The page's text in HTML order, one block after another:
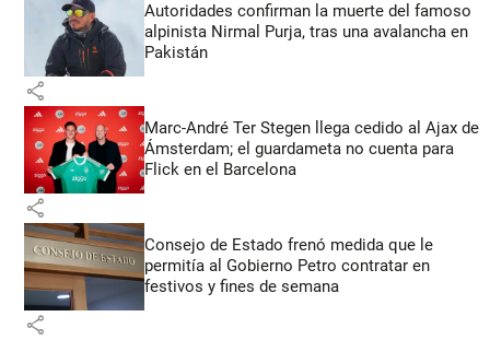
Autoridades confirman la muerte del famoso
alpinista Nirmal Purja, tras una avalancha en
Pakistán
share
Marc-André Ter Stegen llega cedido al Ajax de
Ámsterdam; el guardameta no cuenta para
Flick en el Barcelona
share
Consejo de Estado frenó medida que le
permitía al Gobierno Petro contratar en
festivos y fines de semana
share